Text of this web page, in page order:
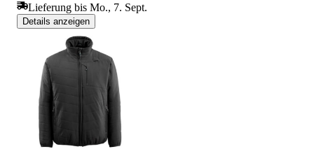
Lieferung bis Mo., 7. Sept.
Details anzeigen